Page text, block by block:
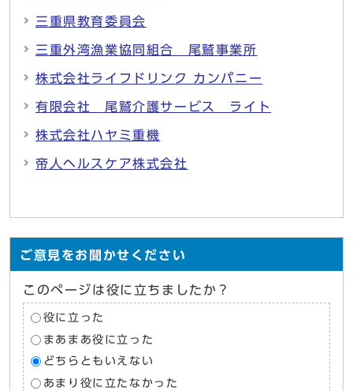
三重県教育委員会
三重外湾漁業協同組合 尾鷲事業所
株式会社ライフドリンク カンパニー
有限会社 尾鷲介護サービス ライト
株式会社ハヤミ重機
帝人ヘルスケア株式会社
ご意見をお聞かせください
このページは役に立ちましたか？
役に立った
まあまあ役に立った
どちらともいえない
あまり役に立たなかった